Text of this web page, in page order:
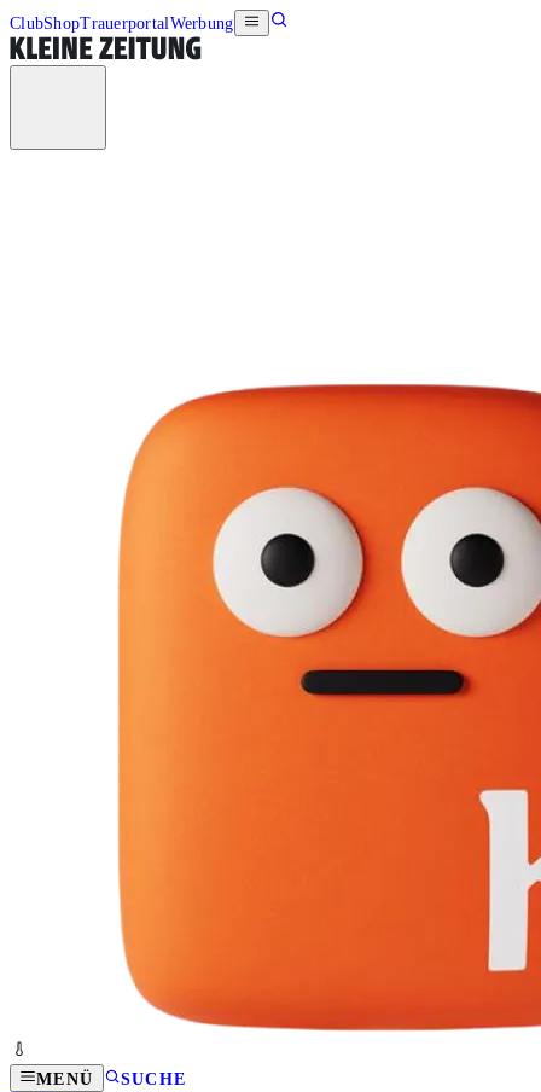
ClubShopTrauerportalWerbung
MENÜ SUCHE